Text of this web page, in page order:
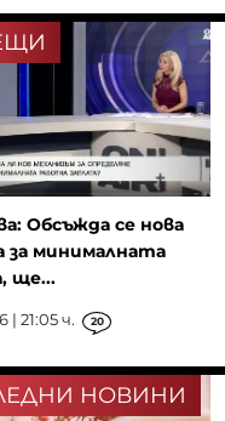
Обсъжда се нова
за минималната
ще...
| 21:05 ч. 20
НОВИНИ